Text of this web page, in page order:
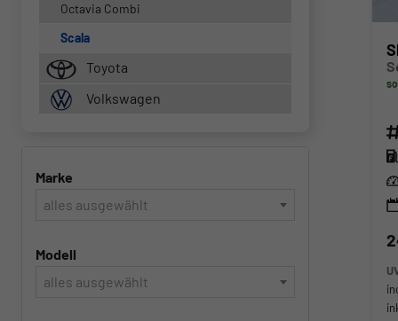
Octavia Combi
Scala
Toyota
Volkswagen
Marke
alles ausgewählt
Modell
alles ausgewählt